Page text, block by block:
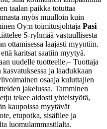
taalan paikka totuttaa
myös muulloin kuin
Oy:n toimitusjohtaja Pasi
S-ryhmää vastuullisesta
ottamisessa laajasti myyntiin.
karitsat saatiin myytyä.
uudelle tuotteelle.– Tuottaja
ja laadukkaan
osaaja kuluttajien
jakelussa. Tamminen
tekee aidosti yhteistyötä,
kaupoissa myytävät
etupotka, sisäfilee ja
luomulammastilalta.